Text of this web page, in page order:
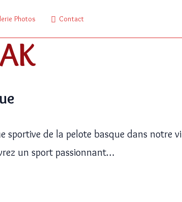
Photos Contact
sportive de la pelote basque dans notre
un sport passionnant…